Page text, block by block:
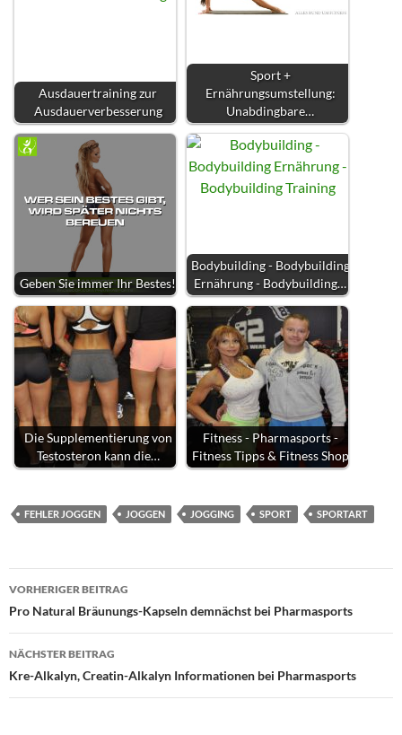
Ausdauertraining zur
Ausdauerverbesserung
Sport +
Ernährungsumstellung:
Unabdingbare…
Geben Sie immer Ihr Bestes!
Bodybuilding - Bodybuilding
Ernährung - Bodybuilding…
Die Supplementierung von
Testosteron kann die…
Fitness - Pharmasports -
Fitness Tipps & Fitness Shop
FEHLER JOGGEN JOGGEN JOGGING SPORT SPORTART
Beitragsnavigation
VORHERIGER BEITRAG
Pro Natural Bräunungs-Kapseln demnächst bei Pharmasports
NÄCHSTER BEITRAG
Kre-Alkalyn, Creatin-Alkalyn Informationen bei Pharmasports